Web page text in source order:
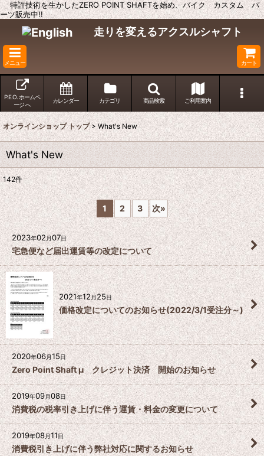
特許技術を生かしたZERO POINT SHAFTを始め、バイク カスタム パ
ーツ販売中!!
走りを変えるアクスルシャフト
メニュー カート
P.E.O. ホームペ
ージ へ
カレンダー カテゴリ 商品検索 ご利用案内
オンラインショップ トップ > What's New
What's New
142件
1 2 3 次»
2023年02月07日
宅急便など届出運賃等の改定について
2021年12月25日
価格改定についてのお知らせ(2022/3/1受注分～)
2020年06月15日
Zero Point Shaft μ クレジット決済 開始のお知らせ
2019年09月08日
消費税の税率引き上げに伴う運賃・料金の変更について
2019年08月11日
消費税引き上げに伴う弊社対応に関するお知らせ